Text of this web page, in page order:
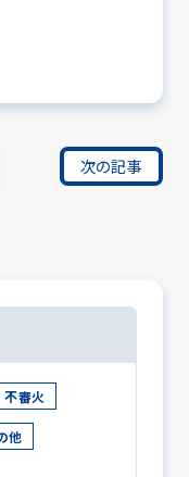
次の記事
不審火
他